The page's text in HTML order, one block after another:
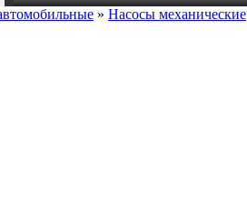
» Насосы механические